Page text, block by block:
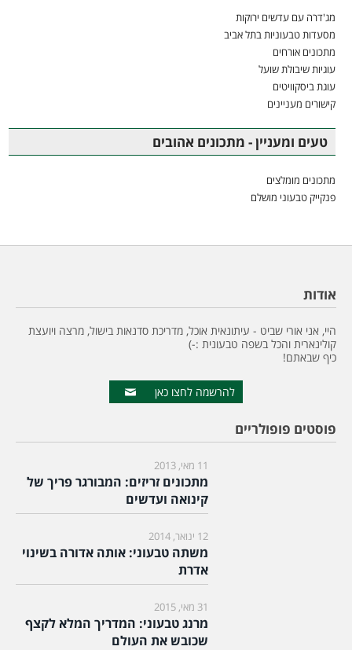
מג'דרה עם עדשים ירוקות
מסעדות טבעוניות בתל אביב
מתכונים אורחים
עוגיות שיבולת שועל
עוגת ביסקוויטים
קישורים מעניינים
טעים ומעניין - מתכונים אהובים
מתכונים מומלצים
פנקייק טבעוני מושלם
אודות
היי, אני אורי שביט - עיתונאית אוכל, מדריכת סדנאות בישול, מרצה ויועצת
קולינארית והכל בשפה טבעונית :-)
כיף שבאתם!
להרשמה לחצו כאן
פוסטים פופולריים
11 מאי, 2013
מתכונים זריזים: המבורגר פריך של
קינואה ועדשים
12 ינואר, 2014
משתה טבעוני: אותה אדורה בשינוי
אדרת
31 מאי, 2015
מרנג טבעוני: המדריך המלא לקצף
שכובש את העולם